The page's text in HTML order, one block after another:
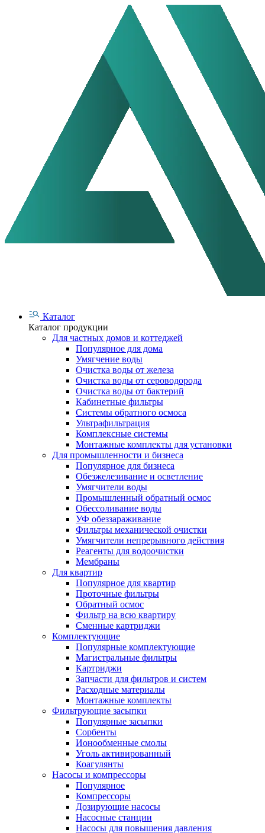
Каталог
Каталог продукции
Для частных домов и коттеджей
Популярное для дома
Умягчение воды
Очистка воды от железа
Очистка воды от сероводорода
Очистка воды от бактерий
Кабинетные фильтры
Системы обратного осмоса
Ультрафильтрация
Комплексные системы
Монтажные комплекты для установки
Для промышленности и бизнеса
Популярное для бизнеса
Обезжелезивание и осветление
Умягчители воды
Промышленный обратный осмос
Обессоливание воды
УФ обеззараживание
Фильтры механической очистки
Умягчители непрерывного действия
Реагенты для водоочистки
Мембраны
Для квартир
Популярное для квартир
Проточные фильтры
Обратный осмос
Фильтр на всю квартиру
Сменные картриджи
Комплектующие
Популярные комплектующие
Магистральные фильтры
Картриджи
Запчасти для фильтров и систем
Расходные материалы
Монтажные комплекты
Фильтрующие засыпки
Популярные засыпки
Сорбенты
Ионообменные смолы
Уголь активированный
Коагулянты
Насосы и компрессоры
Популярное
Компрессоры
Дозирующие насосы
Насосные станции
Насосы для повышения давления